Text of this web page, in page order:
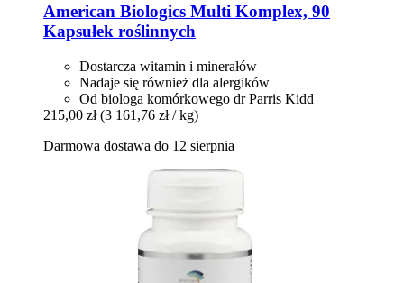
American Biologics Multi Komplex, 90
Kapsułek roślinnych
Dostarcza witamin i minerałów
Nadaje się również dla alergików
Od biologa komórkowego dr Parris Kidd
215,00 zł (3 161,76 zł / kg)
Darmowa dostawa do 12 sierpnia